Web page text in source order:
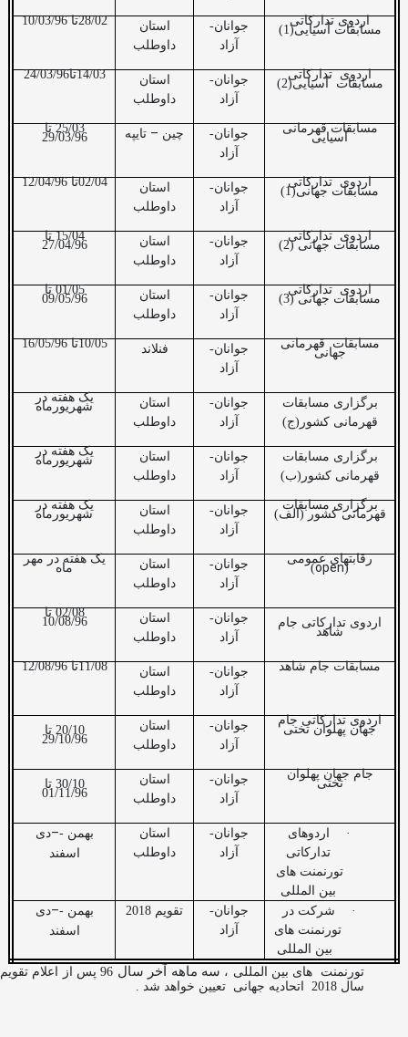
اردوی تدارکاتی
مسابقات آسیایی(1)
جوانان-
آزاد
استان
داوطلب
28/02تا 10/03/96
اردوی تدارکاتی
مسابقات آسیایی(2)
جوانان-
آزاد
استان
داوطلب
14/03تا24/03/96
مسابقات قهرمانی
آسیایی
جوانان-
آزاد
چین – تایپه 25/03 تا
29/03/96
اردوی تدارکاتی
مسابقات جهانی(1)
جوانان-
آزاد
استان
داوطلب
02/04تا 12/04/96
اردوی تدارکاتی
مسابقات جهانی (2)
جوانان-
آزاد
استان
داوطلب
15/04 تا
27/04/96
اردوی تدارکاتی
مسابقات جهانی (3)
جوانان-
آزاد
استان
داوطلب
01/05 تا
09/05/96
مسابقات قهرمانی
جهانی
جوانان-
آزاد
فنلاند 10/05تا 16/05/96
برگزاری مسابقات
قهرمانی کشور(ج)
جوانان-
آزاد
استان
داوطلب
یک هفته در
شهریورماه
برگزاری مسابقات
قهرمانی کشور(ب)
جوانان-
آزاد
استان
داوطلب
یک هفته در
شهریورماه
برگزاری مسابقات
قهرمانی کشور (الف)
جوانان-
آزاد
استان
داوطلب
یک هفته در
شهریورماه
رقابتهای عمومی
(
open
)
جوانان-
آزاد
استان
داوطلب
یک هفته در مهر
ماه
اردوی تدارکاتی جام
شاهد
جوانان-
آزاد
استان
داوطلب
02/08 تا
10/08/96
مسابقات جام شاهد
جوانان-
آزاد
استان
داوطلب
11/08تا 12/08/96
اردوی تدارکاتی جام
جهان پهلوان تختی
جوانان-
آزاد
استان
داوطلب
20/10 تا
29/10/96
جام جهان پهلوان
تختی
جوانان-
آزاد
استان
داوطلب
30/10 تا
01/11/96
·
اردوهای
تدارکاتی
تورنمنت های
بین المللی
جوانان-
آزاد
استان
داوطلب
دی–بهمن -
اسفند
·
شرکت در
تورنمنت های
بین المللی
جوانان-
آزاد
تقویم 2018 دی–بهمن -
اسفند
تورنمنت های بین المللی ، سه ماهه آخر سال
96 پس از اعلام تقویم
سال 2018
اتحادیه جهانی تعیین خواهد شد .